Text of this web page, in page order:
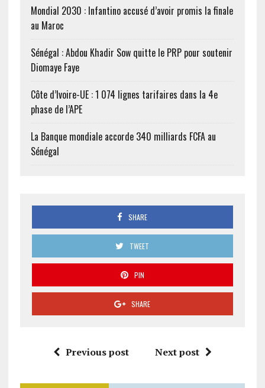
Mondial 2030 : Infantino accusé d’avoir promis la finale
au Maroc
Sénégal : Abdou Khadir Sow quitte le PRP pour soutenir
Diomaye Faye
Côte d’Ivoire-UE : 1 074 lignes tarifaires dans la 4e
phase de l’APE
La Banque mondiale accorde 340 milliards FCFA au
Sénégal
SHARE
TWEET
PIN
SHARE
Previous post Next post